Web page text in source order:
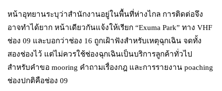
หน้าอุทยานระบุว่าสำนักงานอยู่ในพื้นที่ห่างไกล การติดต่อจึง
อาจทำได้ยาก หน้าเดียวกันแจ้งให้เรียก “Exuma Park” ทาง VHF
ช่อง 09 และบอกว่าช่อง 16 ถูกเฝ้าฟังสำหรับเหตุฉุกเฉิน จดทั้ง
สองช่องไว้ แต่ไม่ควรใช้ช่องฉุกเฉินเป็นบริการลูกค้าทั่วไป
สำหรับคำขอ mooring คำถามเรื่องกฎ และการรายงาน poaching
ช่องปกติคือช่อง 09